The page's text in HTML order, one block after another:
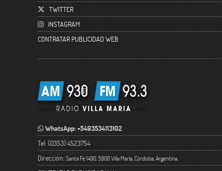
TWITTER
INSTAGRAM
CONTRATAR PUBLICIDAD WEB
WhatsApp: +5493534113102
Tel: (0353) 4523754
Dirección: Santa Fe 1490. 5900 Villa María, Córdoba, Argentina.